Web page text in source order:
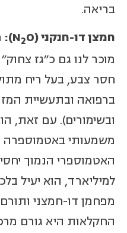
בריאה.
חמצן דו-חנקני (
N2O
)
:
מוכר לנו גם כ"גז
חסר צבע, בעל ריח
ברפואה ובתעשיית
ובשימורים). עם זאת,
משמעותי באטמוספרה
מפחמן דו-חמצני
החקלאות היא גורם